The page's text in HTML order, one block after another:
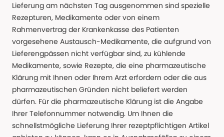
Lieferung am nächsten Tag ausgenommen sind spezielle
Rezepturen, Medikamente oder von einem
Rahmenvertrag der Krankenkasse des Patienten
vorgesehene Austausch-Medikamente, die aufgrund von
Lieferengpässen nicht verfügbar sind, zu kühlende
Medikamente, sowie Rezepte, die eine pharmazeutische
Klärung mit Ihnen oder Ihrem Arzt erfordern oder die aus
pharmazeutischen Gründen nicht beliefert werden
dürfen. Für die pharmazeutische Klärung ist die Angabe
Ihrer Telefonnummer notwendig. Um Ihnen die
schnellstmögliche Lieferung Ihrer rezeptpflichtigen Artikel